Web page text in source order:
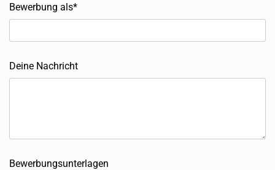
Bewerbung als*
Deine Nachricht
Bewerbungsunterlagen